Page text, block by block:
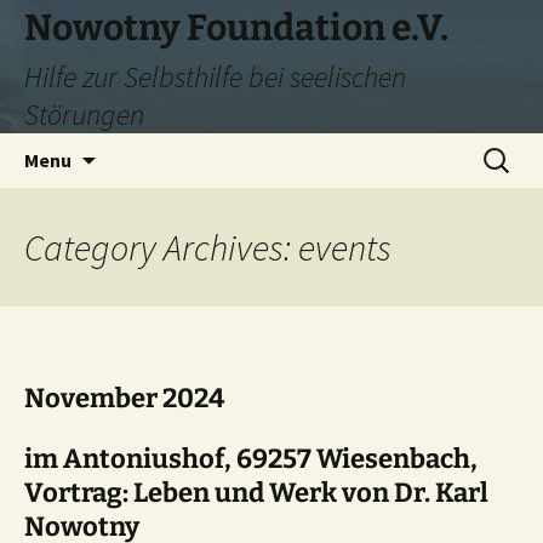
Skip
content
Nowotny Foundation e.V.
Hilfe zur Selbsthilfe bei seelischen
Störungen
Menu
Search
for:
Category Archives: events
November 2024
im Antoniushof, 69257 Wiesenbach,
Vortrag: Leben und Werk von Dr. Karl
Nowotny